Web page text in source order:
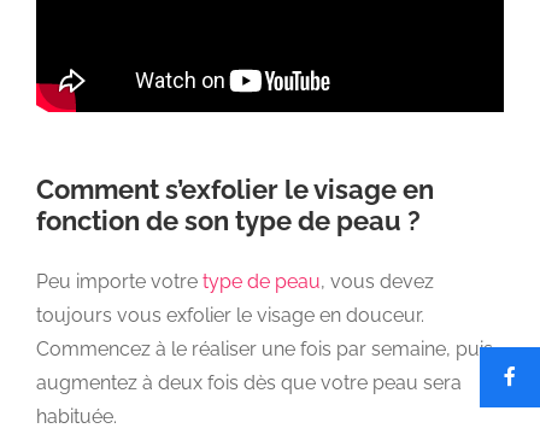
Comment s’exfolier le visage en
fonction de son type de peau ?
Peu importe votre type de peau, vous devez
toujours vous exfolier le visage en douceur.
Commencez à le réaliser une fois par semaine, puis
augmentez à deux fois dès que votre peau sera
habituée.